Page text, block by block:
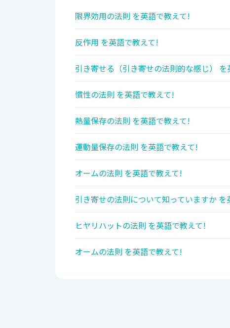
限界効用の法則 を英語で教えて!
反作用 を英語で教えて!
引き寄せる（引き寄せの法則的な感じ）
慣性の法則 を英語で教えて!
熱量保存の法則 を英語で教えて!
運動量保存の法則 を英語で教えて!
オームの法則 を英語で教えて!
引き寄せの法則について知っていますか を
ヒヤリハットの法則 を英語で教えて!
オームの法則 を英語で教えて!